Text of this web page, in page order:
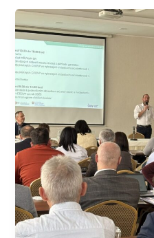
Vybrané
stredné
odborné
školy
pilotné
ďalej
pracujú
na
tom,
aby
získali
známku